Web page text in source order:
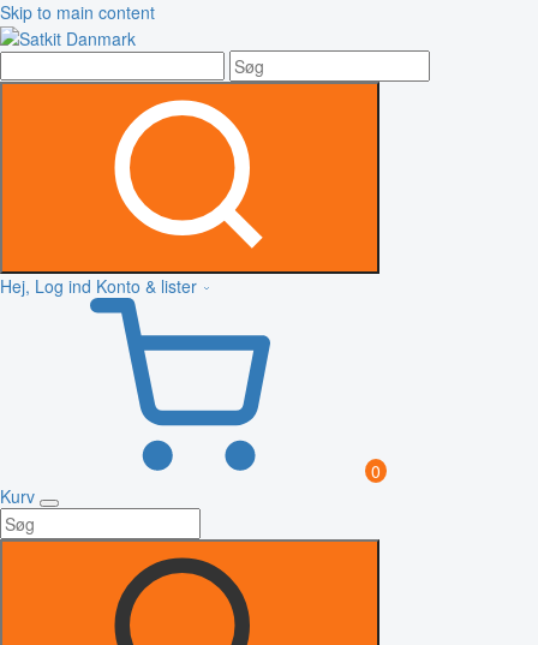
Skip to main content
Hej, Log ind Konto & lister
0
Kurv